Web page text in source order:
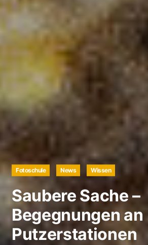
Fotoschule News Wissen
Saubere Sache –
Begegnungen an
Putzerstationen